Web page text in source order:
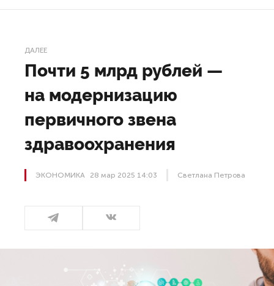
ДАЛЕЕ
Почти 5 млрд рублей —
на модернизацию
первичного звена
здравоохранения
ЭКОНОМИКА 28 мар 2025 14:03 Светлана Петрова